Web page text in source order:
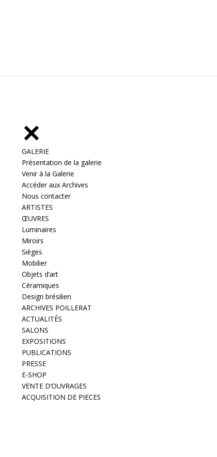
GALERIE
Présentation de la galerie
Venir à la Galerie
Accéder aux Archives
Nous contacter
ARTISTES
ŒUVRES
Luminaires
Miroirs
Sièges
Mobilier
Objets d’art
Céramiques
Design brésilien
ARCHIVES POILLERAT
ACTUALITÉS
SALONS
EXPOSITIONS
PUBLICATIONS
PRESSE
E-SHOP
VENTE D’OUVRAGES
ACQUISITION DE PIECES